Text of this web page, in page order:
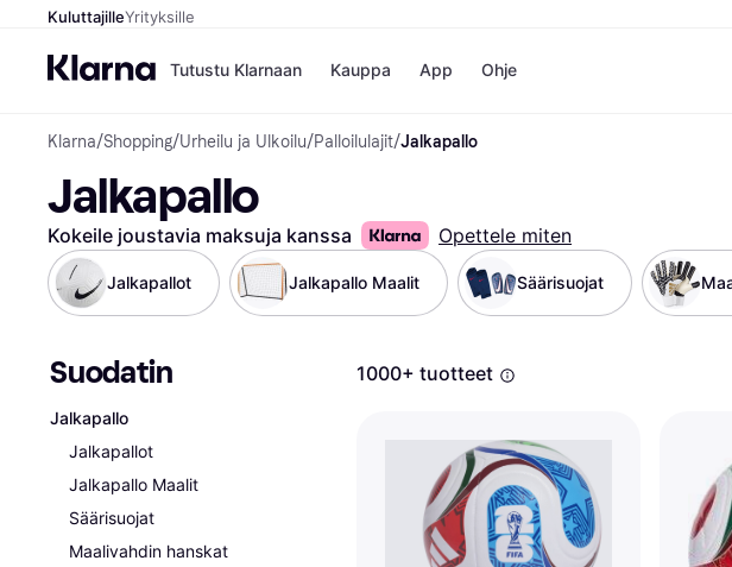
KuluttajilleYrityksille
Tutustu Klarnaan
Maksa 30 päivän kuluessa
Maksa 3 erässä
Rahoitus
MobilePay
Kauppa
Kaupat
H&M
Peten Koiratarvike
Wolt
Kauppahakemisto
Lelut
Koti ja Sisustus
Ääni ja Kuva
Urheilu ja Ulkoilu
App Ohje
Klarna/Shopping/Urheilu ja Ulkoilu/Palloilulajit/Jalkapallo
Jalkapallo
Kokeile joustavia maksuja kanssa Opettele miten
Jalkapallot Jalkapallo Maalit Säärisuojat
Suodatin
Jalkapallo
Jalkapallot
Jalkapallo Maalit
Säärisuojat
Maalivahdin hanskat
1000+ tuotteet